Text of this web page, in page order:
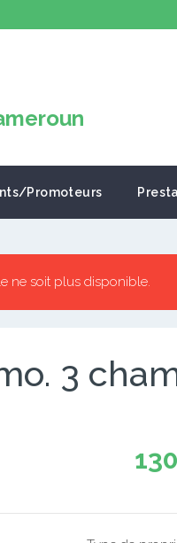
Promoteurs
ne soit plus disponible.
3